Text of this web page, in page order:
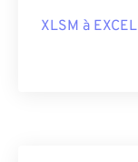
XLSM à EXCEL